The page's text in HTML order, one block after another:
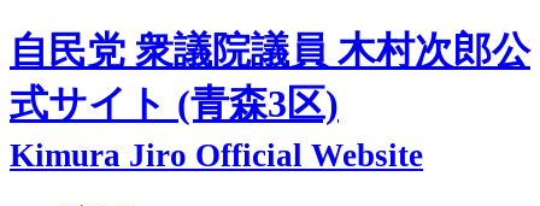
自民党 衆議院議員 木村次郎公
式サイト (青森3区)
Kimura Jiro Official Website